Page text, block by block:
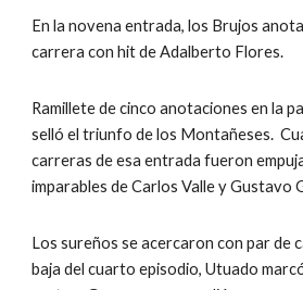
En la novena entrada, los Brujos
carrera con hit de Adalberto Flores.
Ramillete de cinco anotaciones en la
selló el triunfo de los Montañeses.
carreras de esa entrada fueron
imparables de Carlos Valle y Gustavo
Los sureños se acercaron con par de
baja del cuarto episodio, Utuado